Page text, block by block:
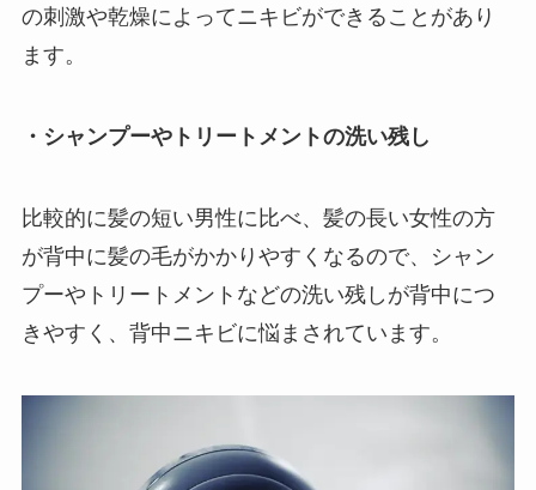
の刺激や乾燥によってニキビができることがあり
ます。
・シャンプーやトリートメントの洗い残し
比較的に髪の短い男性に比べ、髪の長い女性の方
が背中に髪の毛がかかりやすくなるので、シャン
プーやトリートメントなどの洗い残しが背中につ
きやすく、背中ニキビに悩まされています。